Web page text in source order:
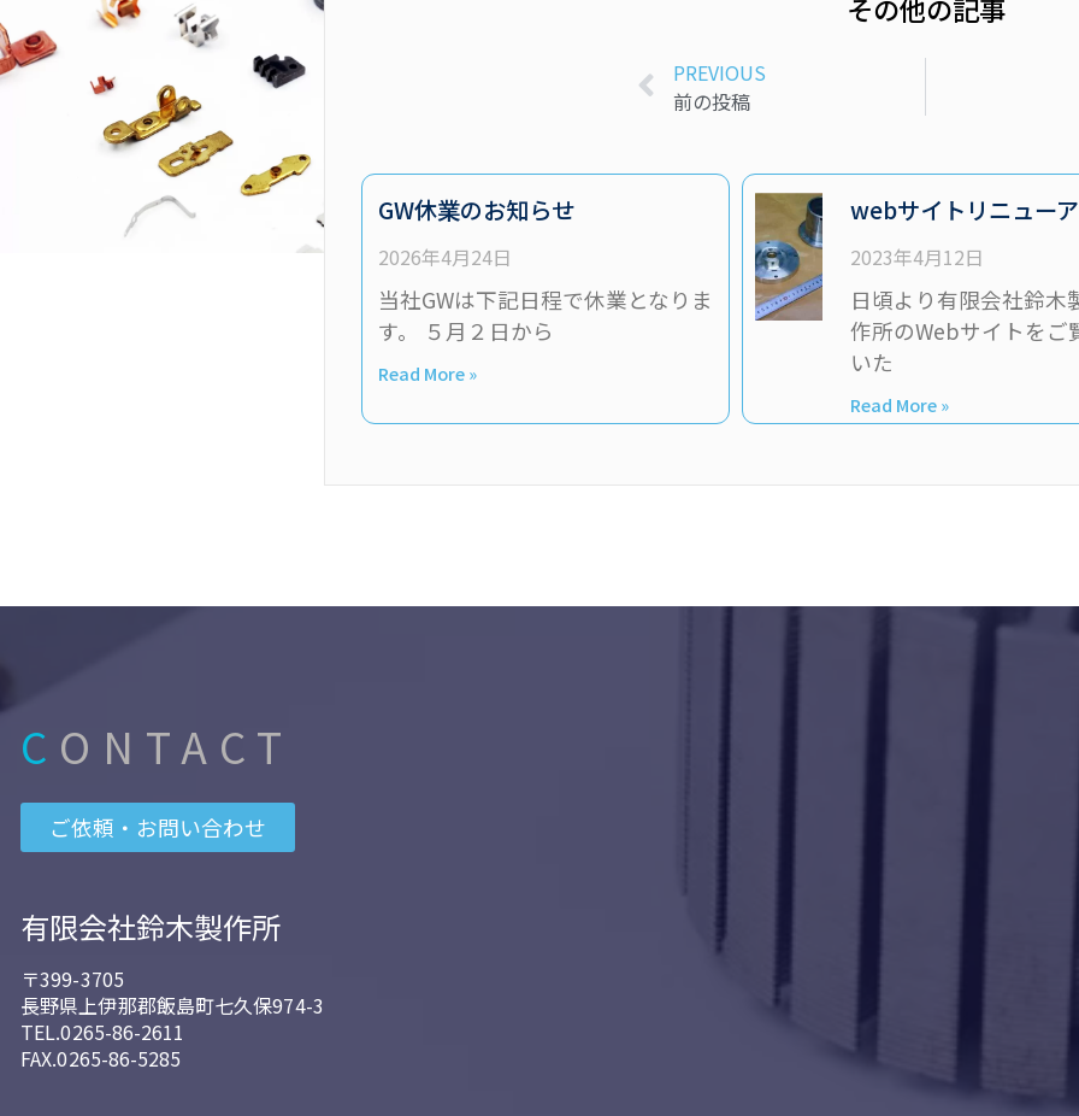
その他の記事
PREVIOUS
前の投稿
GW休業のお知らせ
2026年4月24日
当社GWは下記日程で休業となりま
す。 ５月２日から
Read More »
webサイトリニュー
2023年4月12日
日頃より有限会社鈴木
作所のWebサイトをご
いた
Read More »
C ONTACT
ご依頼・お問い合わせ
有限会社鈴木製作所
〒399-3705
長野県上伊那郡飯島町七久保974-3
TEL.0265-86-2611
FAX.0265-86-5285